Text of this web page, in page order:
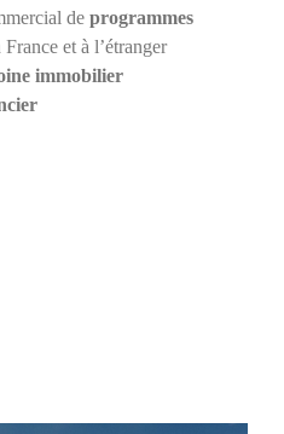
de programmes
et à l’étranger
immobilier